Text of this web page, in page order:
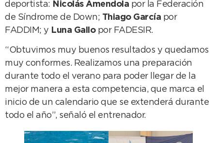
deportista: Nicolás Amendola por la Federación
de Síndrome de Down; Thiago García por
FADDIM; y Luna Gallopor FADESIR.
“Obtuvimos muy buenos resultados y quedamos
muy conformes. Realizamos una preparación
durante todo el verano para poder llegar de la
mejor manera a esta competencia, que marca el
inicio de un calendario que se extenderá durante
todo el año”, señaló el entrenador.